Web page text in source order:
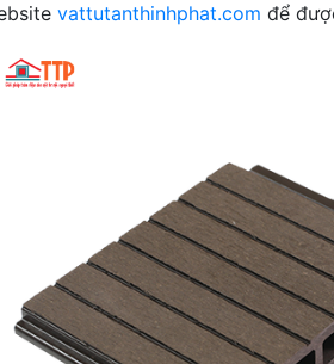
vattutanthinhphat.com để